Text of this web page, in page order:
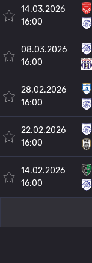
14.03.2026
16:00
08.03.2026
16:00
28.02.2026
16:00
22.02.2026
16:00
14.02.2026
16:00